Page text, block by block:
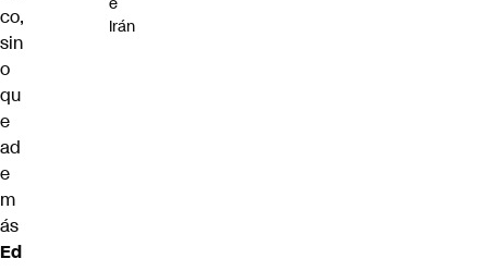
co,
sin
o
qu
e
ad
e
m
ás
Ed
Irán